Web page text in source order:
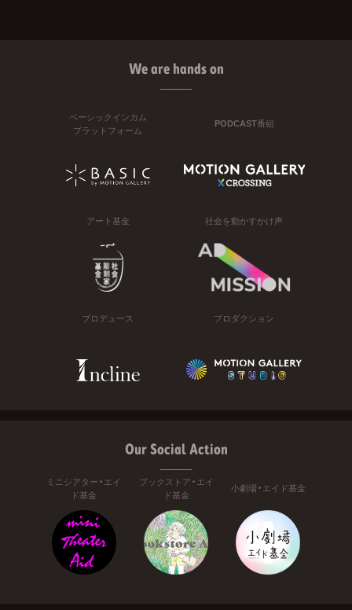
We are hands on
ベーシックインカム
プラットフォーム
PODCAST番組
アート基金 社会を動かすかけ声
プロデュース プロダクション
Our Social Action
ミニシアター・エイ
ド基金
ブックストア・エイ
ド基金
小劇場・エイド基金